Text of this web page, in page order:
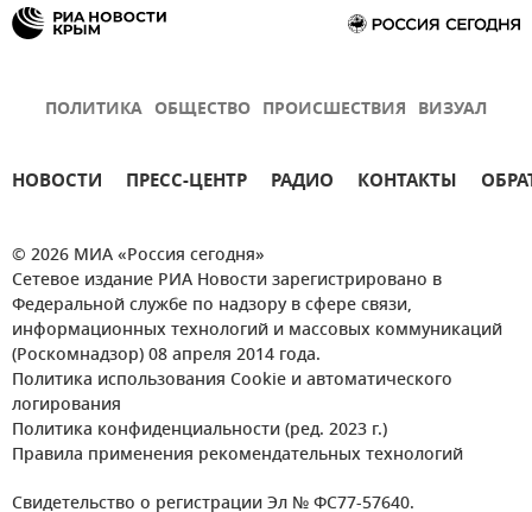
ПОЛИТИКА ОБЩЕСТВО ПРОИСШЕСТВИЯ ВИЗУАЛ
НОВОСТИ ПРЕСС-ЦЕНТР РАДИО КОНТАКТЫ
© 2026 МИА «Россия сегодня»
Сетевое издание РИА Новости зарегистрировано в
Федеральной службе по надзору в сфере связи,
информационных технологий и массовых коммуникаций
(Роскомнадзор) 08 апреля 2014 года.
Политика использования Cookie и автоматического
логирования
Политика конфиденциальности (ред. 2023 г.)
Правила применения рекомендательных технологий
Свидетельство о регистрации Эл № ФС77-57640.